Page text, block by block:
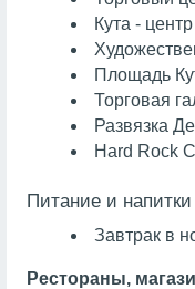
Кута -
Площадь
Торговая
Развязка
Hard Rock
Питание и напитки
Завтрак в
Рестораны,